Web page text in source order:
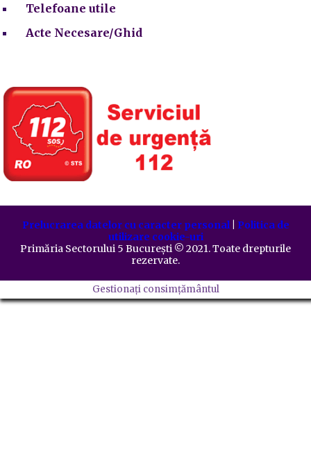
Telefoane utile
Acte Necesare/Ghid
Prelucrarea datelor cu caracter personal| Politica de
utilizare cookie-uri
Primăria Sectorului 5 București ©️ 2021. Toate drepturile
rezervate.
Gestionați consimțământul